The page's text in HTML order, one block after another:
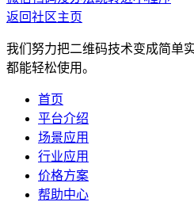
返回社区主页
我们努力把二维码技术变成简单
都能轻松使用。
首页
平台介绍
场景应用
行业应用
价格方案
帮助中心